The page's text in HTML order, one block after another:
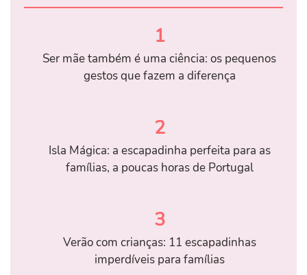
1
Ser mãe também é uma ciência: os pequenos
gestos que fazem a diferença
2
Isla Mágica: a escapadinha perfeita para as
famílias, a poucas horas de Portugal
3
Verão com crianças: 11 escapadinhas
imperdíveis para famílias